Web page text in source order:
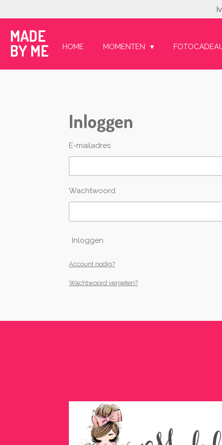
direct
naar
de
hoofdinhoud
MADE
BY ME HOME MOMENTEN
Inloggen
E-mailadres
Wachtwoord
Inloggen
Account nodig?
Wachtwoord vergeten?